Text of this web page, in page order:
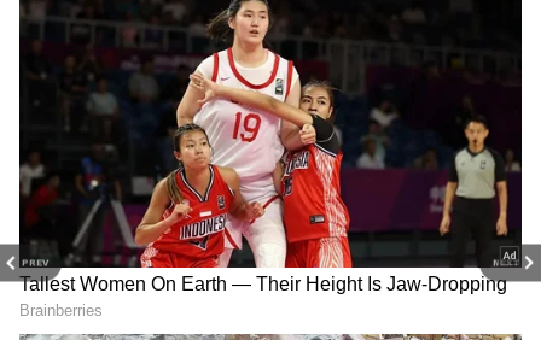
PREV NEXT